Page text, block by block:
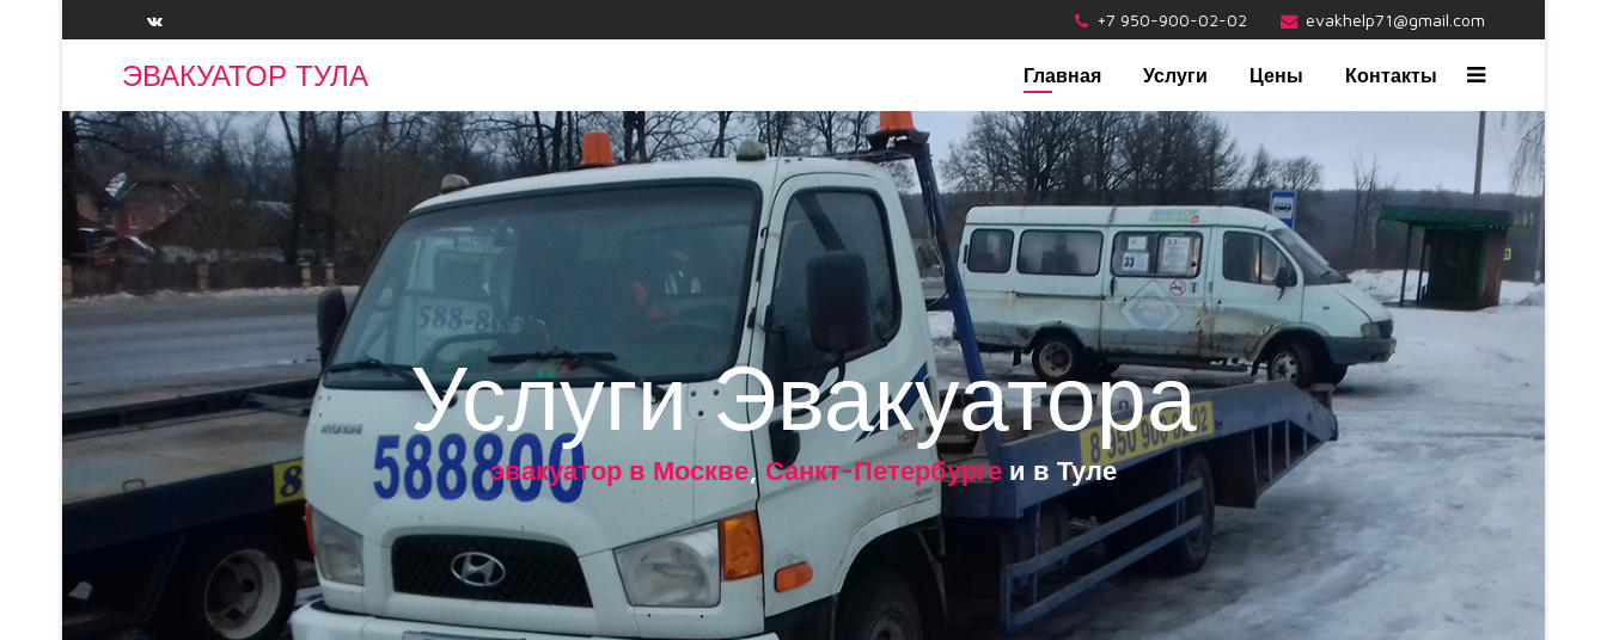
+7 950-900-02-02 evakhelp71@gmail.com
ЭВАКУАТОР ТУЛА Главная Услуги Цены Контакты
Услуги Эвакуатора
эвакуатор в Москве, Санкт-Петербурге и в Туле